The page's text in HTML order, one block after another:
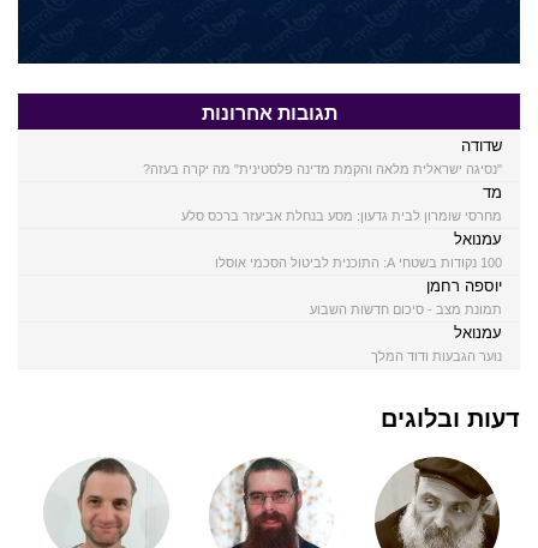
תגובות אחרונות
שדודה
"נסיגה ישראלית מלאה והקמת מדינה פלסטינית" מה יקרה בעזה?
מד
מחרסי שומרון לבית גדעון: מסע בנחלת אביעזר ברכס סלע
עמנואל
100 נקודות בשטחי A: התוכנית לביטול הסכמי אוסלו
יוספה רחמן
תמונת מצב - סיכום חדשות השבוע
עמנואל
נוער הגבעות ודוד המלך
דעות ובלוגים